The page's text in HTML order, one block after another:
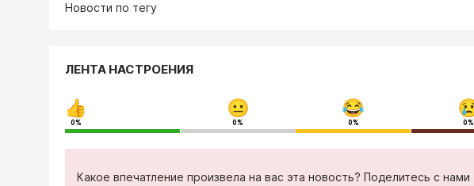
Новости по тегу
ЛЕНТА НАСТРОЕНИЯ
0% 0% 0% 0%
Какое впечатление произвела на вас эта новость? Поделитесь с нами